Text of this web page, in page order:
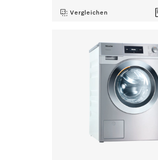
Vergleichen